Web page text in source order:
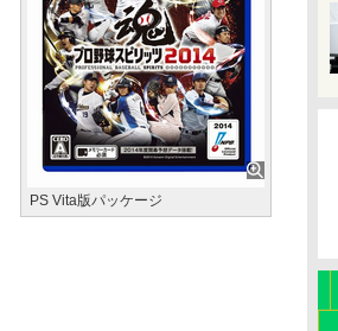
PS Vita版パッケージ